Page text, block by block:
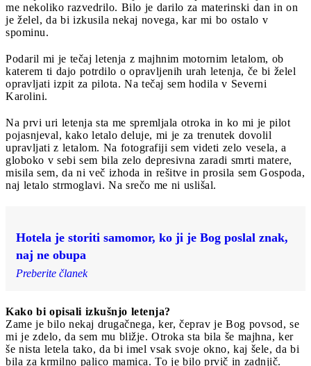
me nekoliko razvedrilo. Bilo je darilo za materinski dan in on
je želel, da bi izkusila nekaj novega, kar mi bo ostalo v
spominu.
Podaril mi je tečaj letenja z majhnim motornim letalom, ob
katerem ti dajo potrdilo o opravljenih urah letenja, če bi želel
opravljati izpit za pilota. Na tečaj sem hodila v Severni
Karolini.
Na prvi uri letenja sta me spremljala otroka in ko mi je pilot
pojasnjeval, kako letalo deluje, mi je za trenutek dovolil
upravljati z letalom. Na fotografiji sem videti zelo vesela, a
globoko v sebi sem bila zelo depresivna zaradi smrti matere,
misila sem, da ni več izhoda in rešitve in prosila sem Gospoda,
naj letalo strmoglavi. Na srečo me ni uslišal.
Hotela je storiti samomor, ko ji je Bog poslal znak,
naj ne obupa
Preberite članek
Kako bi opisali izkušnjo letenja?
Zame je bilo nekaj drugačnega, ker, čeprav je Bog povsod, se
mi je zdelo, da sem mu bližje. Otroka sta bila še majhna, ker
še nista letela tako, da bi imel vsak svoje okno, kaj šele, da bi
bila za krmilno palico mamica. To je bilo prvič in zadnjič.